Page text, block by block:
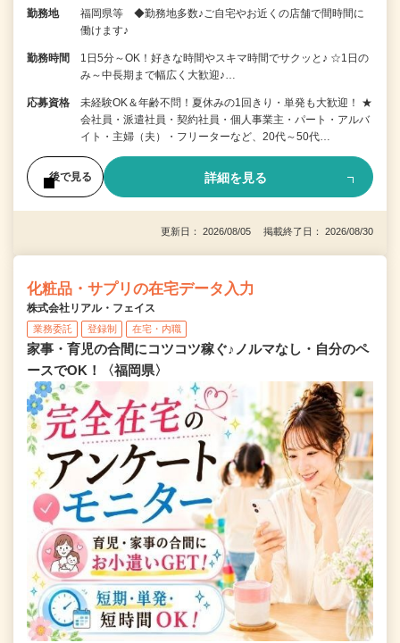
勤務地
福岡県等 ◆勤務地多数♪ご自宅やお近くの店舗で間時間に
働けます♪
勤務時間
1日5分～OK！好きな時間やスキマ時間でサクッと♪ ☆1日の
み～中長期まで幅広く大歓迎♪…
応募資格
未経験OK＆年齢不問！夏休みの1回きり・単発も大歓迎！ ★
会社員・派遣社員・契約社員・個人事業主・パート・アルバ
イト・主婦（夫）・フリーターなど、20代～50代…
後で見る 詳細を見る
更新日： 2026/08/05 掲載終了日： 2026/08/30
化粧品・サプリの在宅データ入力
株式会社リアル・フェイス
業務委託 登録制 在宅・内職
家事・育児の合間にコツコツ稼ぐ♪ノルマなし・自分のペ
ースでOK！〈福岡県〉